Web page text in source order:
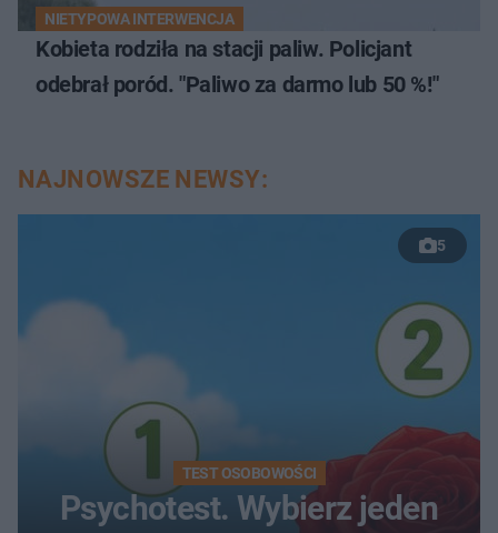
NIETYPOWA INTERWENCJA
Kobieta rodziła na stacji paliw. Policjant
odebrał poród. "Paliwo za darmo lub 50 %!"
NAJNOWSZE NEWSY:
5
TEST OSOBOWOŚCI
Psychotest. Wybierz jeden